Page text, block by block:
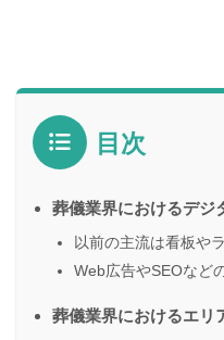
目次
葬儀業界におけるデジ
以前の主流は看板や
Web広告やSEOなど
葬儀業界におけるエリ